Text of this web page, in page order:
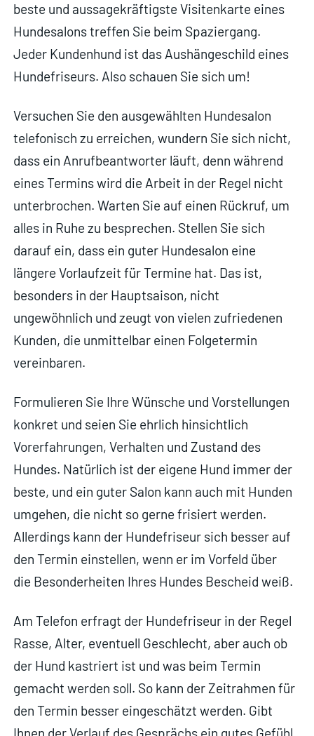
beste und aussagekräftigste Visitenkarte eines
Hundesalons treffen Sie beim Spaziergang.
Jeder Kundenhund ist das Aushängeschild eines
Hundefriseurs. Also schauen Sie sich um!
Versuchen Sie den ausgewählten Hundesalon
telefonisch zu erreichen, wundern Sie sich nicht,
dass ein Anrufbeantworter läuft, denn während
eines Termins wird die Arbeit in der Regel nicht
unterbrochen. Warten Sie auf einen Rückruf, um
alles in Ruhe zu besprechen. Stellen Sie sich
darauf ein, dass ein guter Hundesalon eine
längere Vorlaufzeit für Termine hat. Das ist,
besonders in der Hauptsaison, nicht
ungewöhnlich und zeugt von vielen zufriedenen
Kunden, die unmittelbar einen Folgetermin
vereinbaren.
Formulieren Sie Ihre Wünsche und Vorstellungen
konkret und seien Sie ehrlich hinsichtlich
Vorerfahrungen, Verhalten und Zustand des
Hundes. Natürlich ist der eigene Hund immer der
beste, und ein guter Salon kann auch mit Hunden
umgehen, die nicht so gerne frisiert werden.
Allerdings kann der Hundefriseur sich besser auf
den Termin einstellen, wenn er im Vorfeld über
die Besonderheiten Ihres Hundes Bescheid weiß.
Am Telefon erfragt der Hundefriseur in der Regel
Rasse, Alter, eventuell Geschlecht, aber auch ob
der Hund kastriert ist und was beim Termin
gemacht werden soll. So kann der Zeitrahmen für
den Termin besser eingeschätzt werden. Gibt